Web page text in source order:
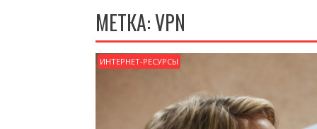
МЕТКА:VPN
ИНТЕРНЕТ-РЕСУРСЫ